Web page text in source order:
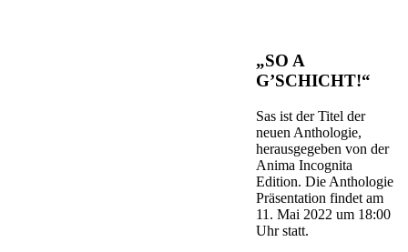
„SO A
G’SCHICHT!“
Sas ist der Titel der
neuen Anthologie,
herausgegeben von der
Anima Incognita
Edition. Die Anthologie
Präsentation findet am
11. Mai 2022 um 18:00
Uhr statt.